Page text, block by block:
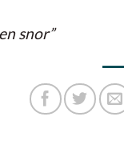
snor”